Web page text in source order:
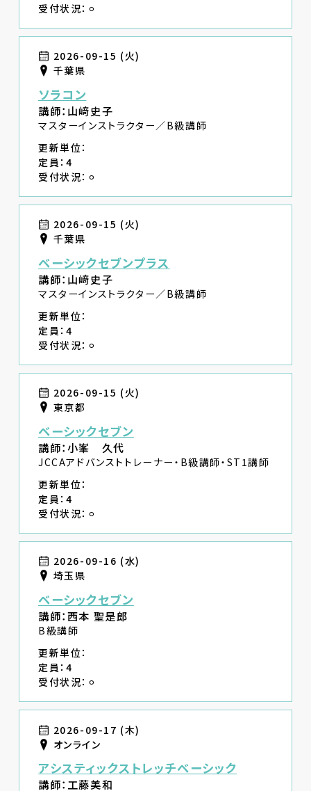
受付状況：⚪︎
2026-09-15 (火)
千葉県
ソラコン
講師：山﨑史子
マスターインストラクター／B級講師
更新単位：
定員：4
受付状況：⚪︎
2026-09-15 (火)
千葉県
ベーシックセブンプラス
講師：山﨑史子
マスターインストラクター／B級講師
更新単位：
定員：4
受付状況：⚪︎
2026-09-15 (火)
東京都
ベーシックセブン
講師：小峯 久代
JCCAアドバンストトレーナー・B級講師・ST1講師
更新単位：
定員：4
受付状況：⚪︎
2026-09-16 (水)
埼玉県
ベーシックセブン
講師：西本 聖是郎
B級講師
更新単位：
定員：4
受付状況：⚪︎
2026-09-17 (木)
オンライン
アシスティックストレッチベーシック
講師：工藤美和